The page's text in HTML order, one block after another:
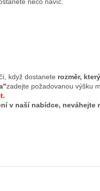
když dostanete rozměr,
zadejte požadovanou výšku
v naší nabídce, neváhejte